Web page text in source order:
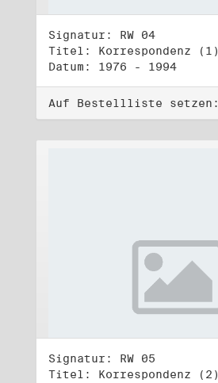
Signatur: RW 04
Titel: Korrespondenz (1)
Datum: 1976 - 1994
Auf Bestellliste setzen:
Signatur: RW 05
Titel: Korrespondenz (2)